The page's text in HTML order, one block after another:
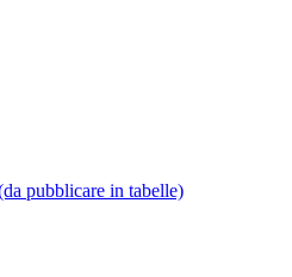
pubblicare in tabelle)